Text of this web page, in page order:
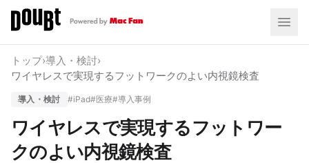
トップ›導入・検討›
ワイヤレスで実現するフットワークのよい内視鏡検査
導入・検討 #iPad#医療#導入事例
ワイヤレスで実現するフットワー
クのよい内視鏡検査